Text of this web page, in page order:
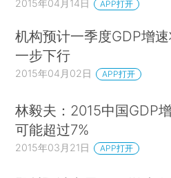
2015年04月14日 APP打开
机构预计一季度GDP增
一步下行
2015年04月02日 APP打开
林毅夫：2015中国GDP
可能超过7%
2015年03月21日 APP打开